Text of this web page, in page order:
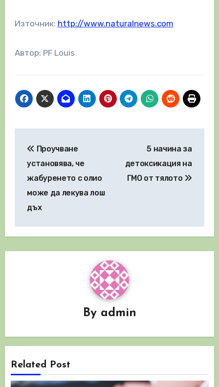
Източник: http://www.naturalnews.com
Автор: PF Louis
Проучване
установява, че
жабуренето с олио
може да лекува лош
дъх
5 начина за
детоксикация на
ГМО от тялото
By admin
Related Post